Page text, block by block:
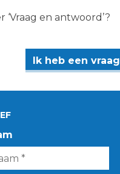
en antwoord’?
Ik heb een vraag